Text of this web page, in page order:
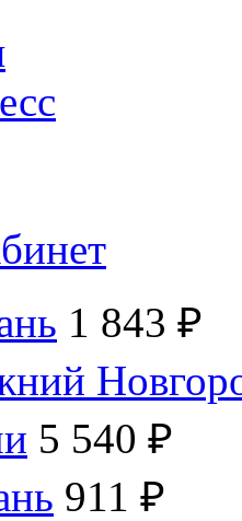
1 843 ₽
5 540 ₽
911 ₽